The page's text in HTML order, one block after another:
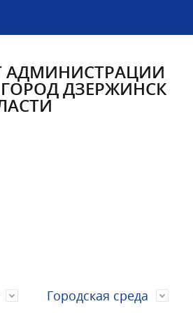
ДЗЕРЖИНСК
Городская среда